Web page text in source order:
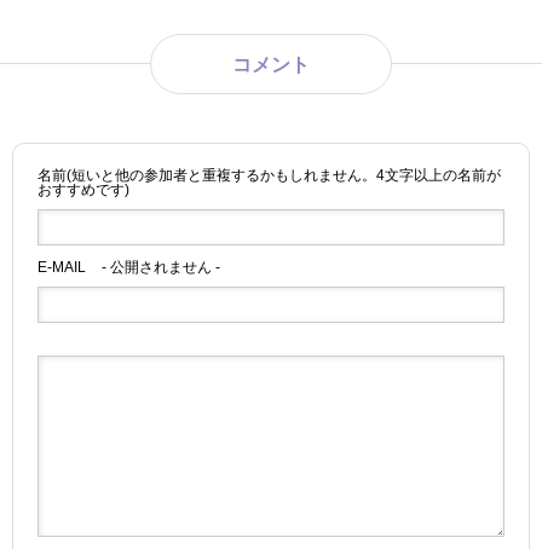
コメント
名前(短いと他の参加者と重複するかもしれません。4文字以上の名前が
おすすめです)
E-MAIL - 公開されません -